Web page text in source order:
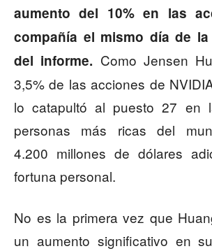
aumento del 10% en las
compañía el mismo día de la
del informe. Como Jensen
3,5% de las acciones de
lo catapultó al puesto 27 en
personas más ricas del
4.200 millones de dólares
fortuna personal.
No es la primera vez que
un aumento significativo en